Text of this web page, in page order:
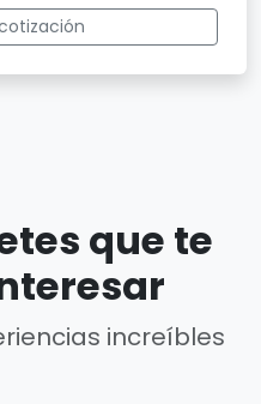
que te
increíbles